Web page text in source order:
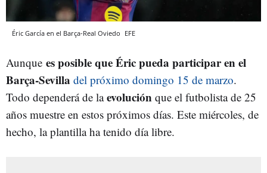
Éric García en el Barça-Real Oviedo EFE
Aunque es posible que Éric pueda participar en el
Barça-Sevilla del próximo domingo 15 de marzo.
Todo dependerá de laevolución que el futbolista de 25
años muestre en estos próximos días. Este miércoles, de
hecho, la plantilla ha tenido día libre.